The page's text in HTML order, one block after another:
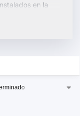
en la